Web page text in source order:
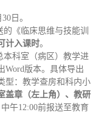
日。
《临床思维与技能训
计入课时。
本科室（病区）教学进
Word版本。具体导出
型：教学查房和科内小
盖章（左上角）、教研
午12:00前报送至教育